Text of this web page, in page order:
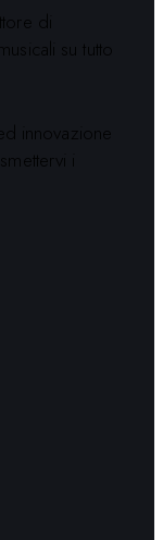
di
su tutto
innovazione
i